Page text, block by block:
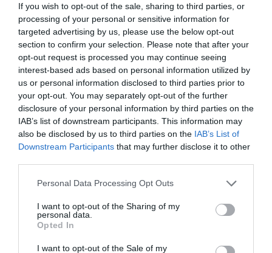
If you wish to opt-out of the sale, sharing to third parties, or
processing of your personal or sensitive information for
targeted advertising by us, please use the below opt-out
section to confirm your selection. Please note that after your
opt-out request is processed you may continue seeing
interest-based ads based on personal information utilized by
us or personal information disclosed to third parties prior to
your opt-out. You may separately opt-out of the further
disclosure of your personal information by third parties on the
IAB’s list of downstream participants. This information may
also be disclosed by us to third parties on the IAB’s List of
Downstream Participants that may further disclose it to other
Please note that this website/app uses one or more Google
not limited to your visit or usage behaviour. You may click to
grant or deny consent to Google and its third-party tags to
use your data for below specified purposes in below Google
consent section.
Personal Data Processing Opt Outs
I want to opt-out of the Sharing of my
personal data.
Opted In
I want to opt-out of the Sale of my
Στο βάθρο του Πανελληνίου
πρωταθλήματος ο Καφρίτσας
Μεγάλη επιτυχία για το τριφύλλι στην Πύλη Τρικάλων,
όπου πραγματοποιήθηκε με απόλυτη επιτυχία ο
απαιτητικός αγώνας της Ατομικής Χρονομέτρησης.
26.06.2026 ΠΟΔΗΛΑΣΙΑ